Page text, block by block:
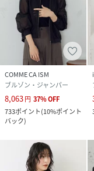
COMME CA ISM
ブルゾン・ジャンパー
8,063円 37%OFF
733ポイント(10%ポイント
バック)